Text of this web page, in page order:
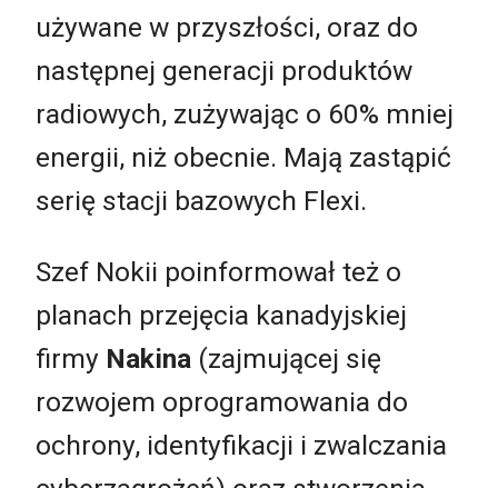
używane w przyszłości, oraz do
następnej generacji produktów
radiowych, zużywając o 60% mniej
energii, niż obecnie. Mają zastąpić
serię stacji bazowych Flexi.
Szef Nokii poinformował też o
planach przejęcia kanadyjskiej
firmy Nakina (zajmującej się
rozwojem oprogramowania do
ochrony, identyfikacji i zwalczania